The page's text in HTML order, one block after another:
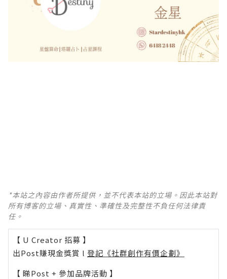
*本站之內容由作者所提供，並不代表本站的立場。因此本站對
所有博客的立場、真實性、準確性及完整性不負任何法律責
任。
【 U Creator 招募 】
出Post賺現金獎賞 l 登記《社群創作有價企劃》
【 睇Post + 參加品牌活動 】